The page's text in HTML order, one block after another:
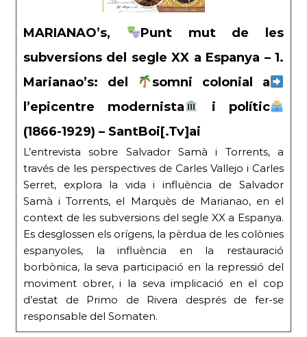
MARIANAO’s,
Punt mut de les
subversions del segle XX a Espanya – 1.
Marianao’s: del
somni colonial a
l’epicentre modernista
i polític
(1866-1929) – SantBoi[.Tv]ai
L’entrevista sobre Salvador Samà i Torrents, a
través de les perspectives de Carles Vallejo i Carles
Serret, explora la vida i influència de Salvador
Samà i Torrents, el Marquès de Marianao, en el
context de les subversions del segle XX a Espanya.
Es desglossen els orígens, la pèrdua de les colònies
espanyoles, la influència en la restauració
borbònica, la seva participació en la repressió del
moviment obrer, i la seva implicació en el cop
d’estat de Primo de Rivera després de fer-se
responsable del Somaten.